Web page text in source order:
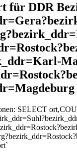
für DDR
SELECT